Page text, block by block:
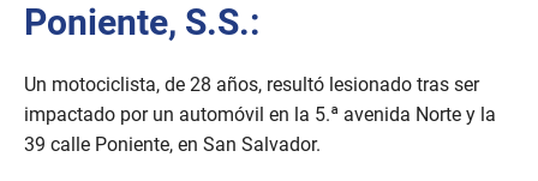
Poniente, S.S.:
Un motociclista, de 28 años, resultó lesionado tras ser
impactado por un automóvil en la 5.ª avenida Norte y la
39 calle Poniente, en San Salvador.